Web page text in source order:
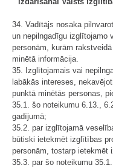
34. Vadītājs nosaka
un nepilngadīgu izglītojamo
personām, kurām
minētā informācija.
35. Izglītojamais vai
labākās intereses,
punktā minētās personas,
35.1. šo noteikumu 6.13.,
gadījumā;
35.2. par izglītojamā
būtiski ietekmēt izglītības
personām, tostarp ietekmēt
35.3. par šo noteikumu